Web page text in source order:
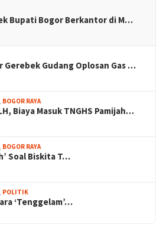
Bupati Bogor Berkantor di M…
Gerebek Gudang Oplosan Gas …
, BOGOR RAYA
Biaya Masuk TNGHS Pamijah…
, BOGOR RAYA
Soal Biskita T…
, POLITIK
‘Tenggelam’…